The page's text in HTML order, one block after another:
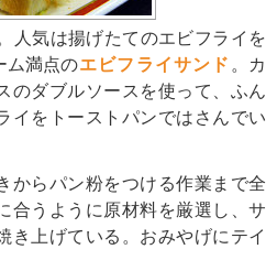
人気は揚げたてのエビフライを
ム満点のエビフライサンド 。カ
のダブルソースを使って、ふん
イをトーストパンではさんでい
からパン粉をつける作業まで全
合うように原材料を厳選し、サ
き上げている。おみやげにテイ